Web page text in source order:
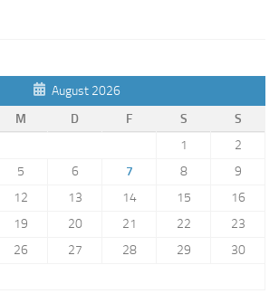
August 2026
M D F S
S
1
2
5 6 7 8
9
12 13 14 15
16
19 20 21 22
23
26 27 28 29
30